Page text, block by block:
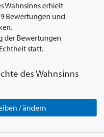
Wahnsinnserhielt
Bewertungen und
der Bewertungen
statt.
des Wahnsinns
/ ändern